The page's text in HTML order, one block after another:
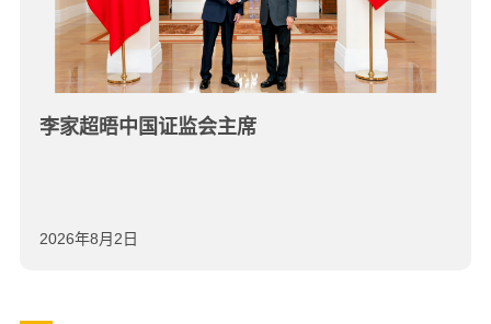
李家超晤中国证监会主席
2026年8月2日